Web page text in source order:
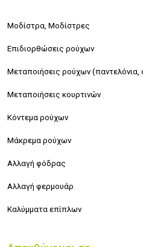
Μοδίστρα, Μοδίστρες
Επιδιορθώσεις ρούχων
Μεταποιήσεις ρούχων (παντελόνια,
Μεταποιήσεις κουρτινών
Κόντεμα ρούχων
Μάκρεμα ρούχων
Αλλαγή φόδρας
Αλλαγή φερμουάρ
Καλύμματα επίπλων